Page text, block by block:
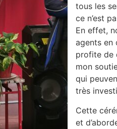
tous les
ce n’est
En effet,
agents en
profite de
mon
qui
très
Cette
et